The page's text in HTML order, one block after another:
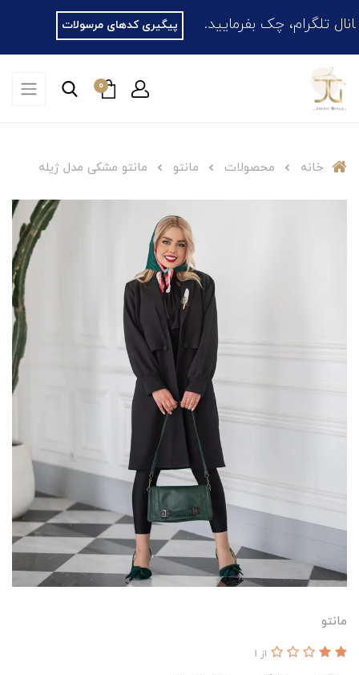
چک بفرمایید. پیگیری کدهای مرسولات
0
خانه محصولات مانتو مانتو مشکی مدل ژیله
مانتو
از 1